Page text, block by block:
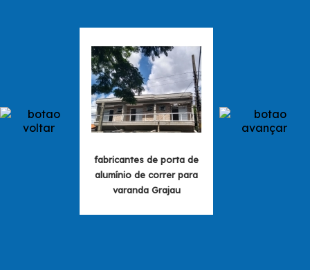
fabricantes de porta de
alumínio de correr para
varanda Grajau